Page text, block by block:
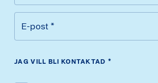
E-post *
JAG VILL BLI KONTAKTAD *